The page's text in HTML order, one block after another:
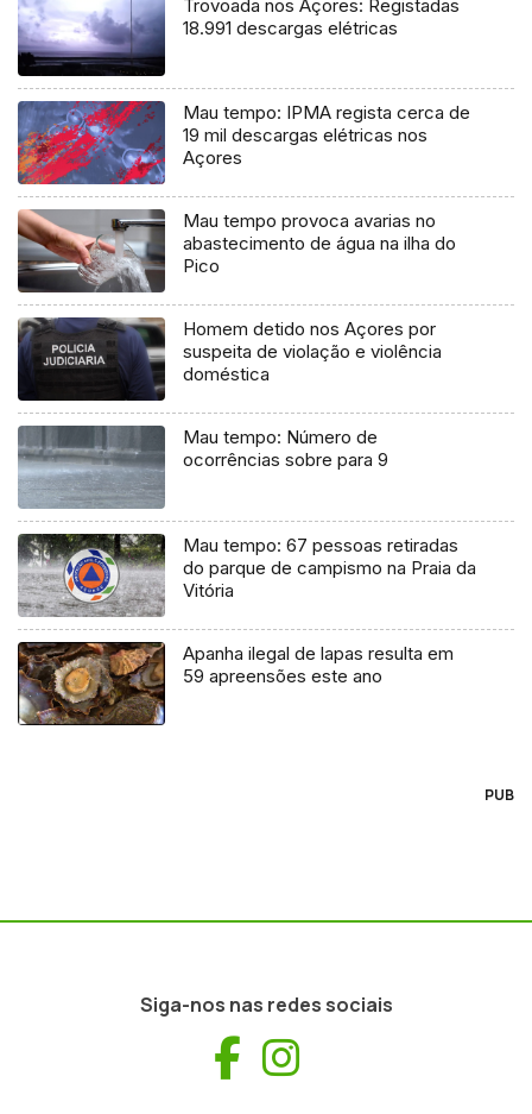
Trovoada nos Açores: Registadas
18.991 descargas elétricas
Mau tempo: IPMA regista cerca de
19 mil descargas elétricas nos
Açores
Mau tempo provoca avarias no
abastecimento de água na ilha do
Pico
Homem detido nos Açores por
suspeita de violação e violência
doméstica
Mau tempo: Número de
ocorrências sobre para 9
Mau tempo: 67 pessoas retiradas
do parque de campismo na Praia da
Vitória
Apanha ilegal de lapas resulta em
59 apreensões este ano
PUB
Siga-nos nas redes sociais
Facebook